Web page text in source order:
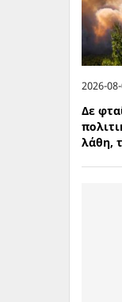
2026-
Δε
λάθη,